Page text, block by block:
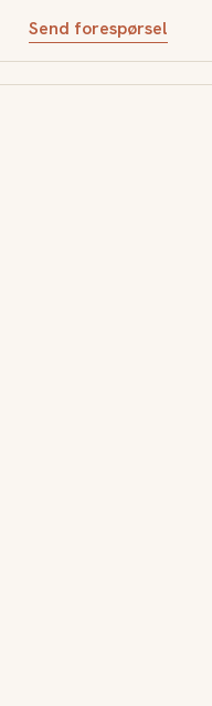
Send forespørsel